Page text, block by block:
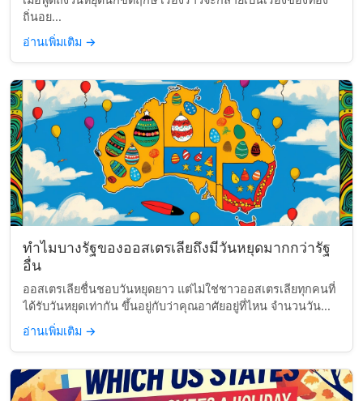
ถิ่นอย...
อ่านเพิ่มเติม →
ทำไมบางรัฐของออสเตรเลียถึงมีวันหยุดมากกว่ารัฐ
อื่น
ออสเตรเลียชื่นชอบวันหยุดยาว แต่ไม่ใช่ชาวออสเตรเลียทุกคนที่
ได้รับวันหยุดเท่ากัน ขึ้นอยู่กับว่าคุณอาศัยอยู่ที่ไหน จำนวนวัน...
อ่านเพิ่มเติม →